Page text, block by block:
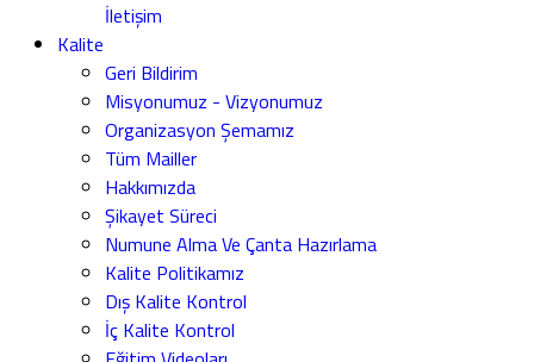
İletişim
Kalite
Geri Bildirim
Misyonumuz - Vizyonumuz
Organizasyon Şemamız
Tüm Mailler
Hakkımızda
Şikayet Süreci
Numune Alma Ve Çanta Hazırlama
Kalite Politikamız
Dış Kalite Kontrol
İç Kalite Kontrol